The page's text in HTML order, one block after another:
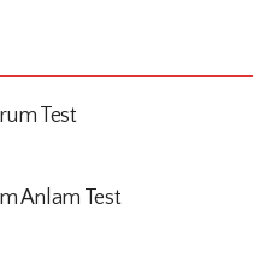
Test
Anlam Test